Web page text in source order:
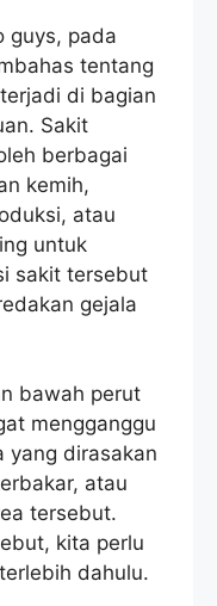
guys, pada
tentang
di bagian
Sakit
berbagai
kemih,
atau
untuk
sakit tersebut
gejala
bawah perut
mengganggu
yang dirasakan
atau
tersebut.
kita perlu
dahulu.